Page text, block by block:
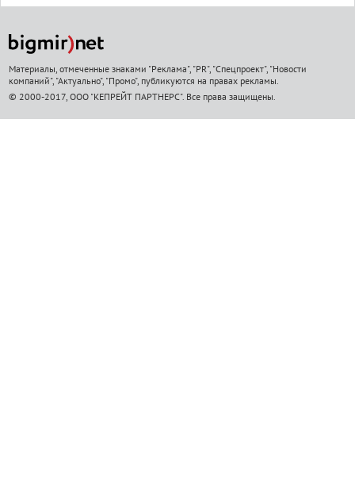
Материалы, отмеченные знаками "Реклама", "PR", "Спецпроект", "Новости
компаний", "Актуально", "Промо", публикуются на правах рекламы.
© 2000-2017, ООО "КЕПРЕЙТ ПАРТНЕРС". Все права защищены.